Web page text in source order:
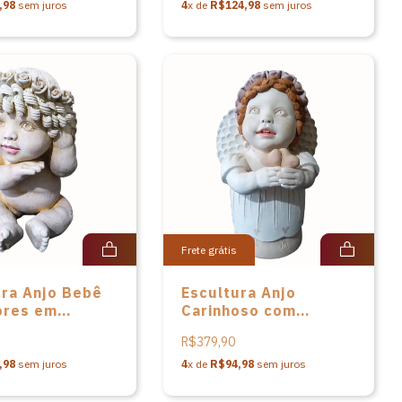
sem juros 4x de R$124,98sem juros
Anjo Bebê
em
sem juros
Frete grátis
Escultura Anjo
Carinhoso com
cerâmica de Mena
Cavalcanti
R$379,90
4x de R$94,98sem juros